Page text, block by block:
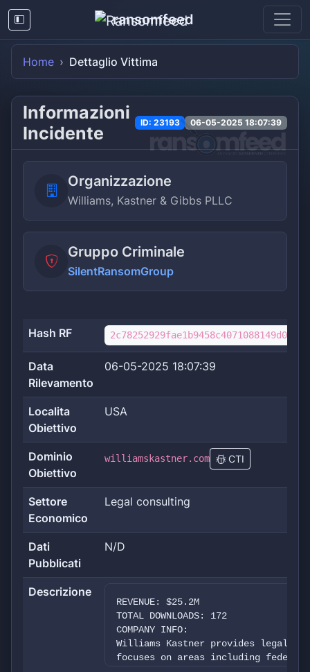
ransomfeed
Home Dettaglio Vittima
Informazioni
Incidente
ID: 23193 06-05-2025 18:07:39
Organizzazione
Williams, Kastner & Gibbs PLLC
Gruppo Criminale
SilentRansomGroup
Hash RF
Data
Rilevamento
06-05-2025 18:07:39
Localita
Obiettivo
USA
Dominio
Obiettivo
williamskastner.com CTI
Settore
Economico
Legal consulting
Dati
Pubblicati
N/D
Descrizione
REVENUE: $25.2M
TOTAL DOWNLOADS: 172
COMPANY INFO:
Williams Kastner provides legal
focuses on areas including